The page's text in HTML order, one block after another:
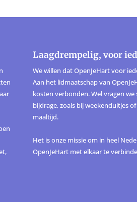
Laagdrempelig, voor
We willen dat OpenJeHart voor
Aan het lidmaatschap van
kosten verbonden. Wel vragen we
bijdrage, zoals bij weekenduitjes
maaltijd.
Het is onze missie om in heel
OpenJeHart met elkaar te